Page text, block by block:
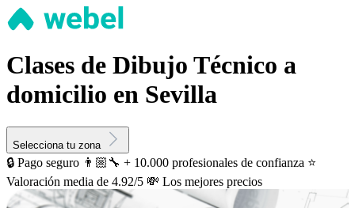
Clases de Dibujo Técnico a
domicilio en Sevilla
Selecciona tu zona
🔒 Pago seguro 👨🏼‍🔧 + 10.000 profesionales de confianza ⭐️
Valoración media de 4.92/5 💸 Los mejores precios